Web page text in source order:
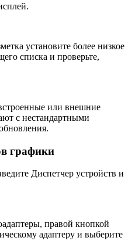
установите более низкое
списка и проверьте,
или внешние
с нестандартными
графики
Диспетчер устройств и
правой кнопкой
адаптеру и выберите